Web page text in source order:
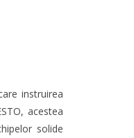
instruirea
acestea
solide